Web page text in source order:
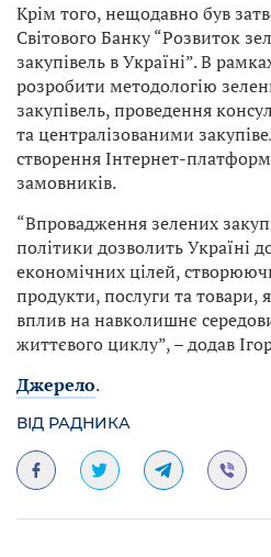
Крім того, нещодавно був
Світового Банку “Розвиток
закупівель в Україні”. В
розробити методологію
закупівель, проведення
та централізованими
створення Інтернет-
замовників.
“Впровадження зелених
політики дозволить Україні
економічних цілей,
продукти, послуги та
вплив на навколишнє
життєвого циклу”, – додав
Джерело.
ВІД РАДНИКА